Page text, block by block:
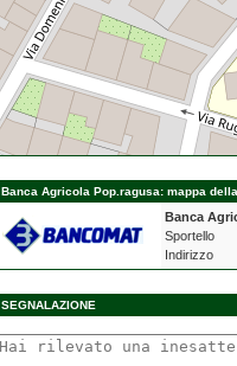
Banca Agricola Pop.ragusa: mappa
Banca
Sportello
Indirizzo
SEGNALAZIONE